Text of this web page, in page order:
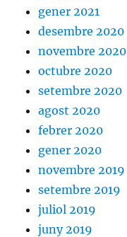
gener 2021
desembre 2020
novembre 2020
octubre 2020
setembre 2020
agost 2020
febrer 2020
gener 2020
novembre 2019
setembre 2019
juliol 2019
juny 2019